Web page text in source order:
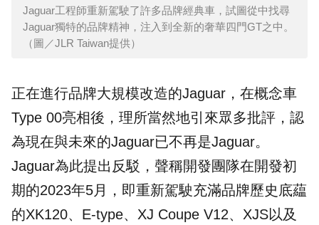
Jaguar工程師重新駕駛了許多品牌經典車，試圖從中找尋
Jaguar獨特的品牌精神，注入到全新的奢華四門GT之中。
（圖／JLR Taiwan提供）
正在進行品牌大規模改造的Jaguar，在概念車
Type 00亮相後，理所當然地引來眾多批評，認
為現在與未來的Jaguar已不再是Jaguar。
Jaguar為此提出反駁，聲稱開發團隊在開發初
期的2023年5月，即重新駕駛充滿品牌歷史底藴
的XK120、E-type、XJ Coupe V12、XJS以及